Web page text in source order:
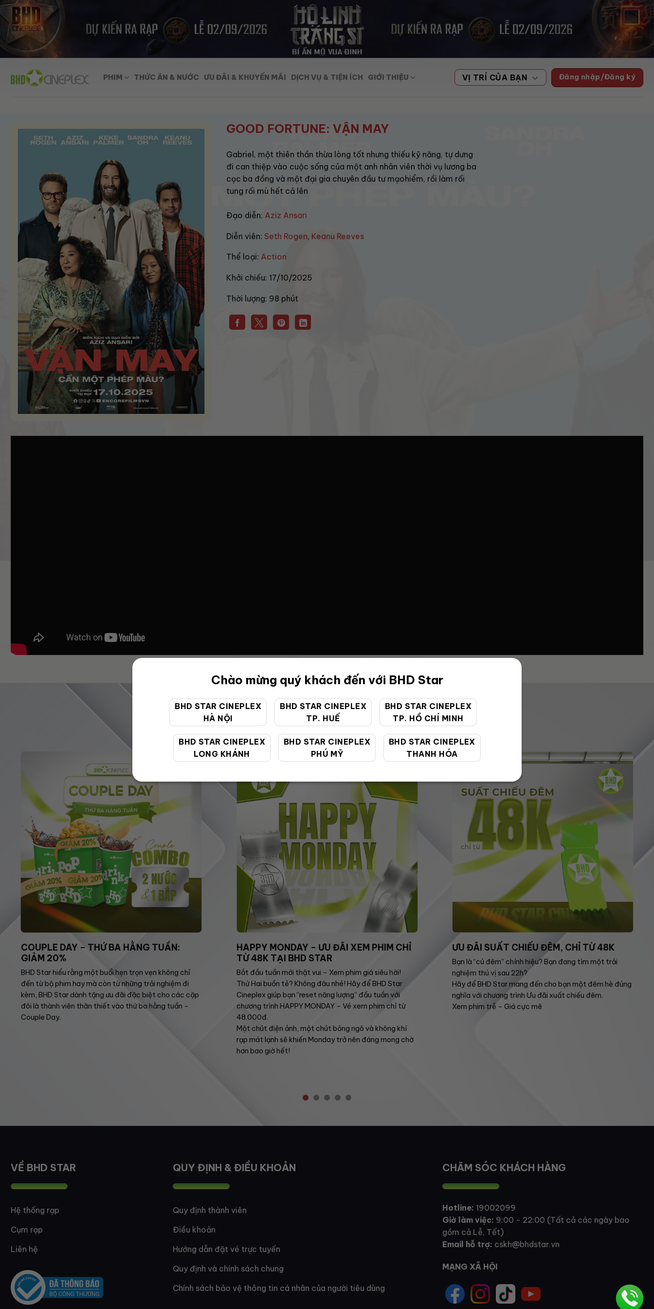
Chào mừng quý khách đến với BHD Star
BHD STAR CINEPLEX
HÀ NỘI
BHD STAR CINEPLEX
TP. HUẾ
BHD STAR CINEPLEX
TP. HỒ CHÍ MINH
BHD STAR CINEPLEX
LONG KHÁNH
BHD STAR CINEPLEX
PHÚ MỸ
BHD STAR CINEPLEX
THANH HÓA
Skip
to
content
PHIM THỨC ĂN & NƯỚC ƯU ĐÃI & KHUYẾN MÃI DỊCH VỤ & TIỆN ÍCH GIỚI THIỆU VỊ TRÍ CỦA BẠN Đăng nhập/Đăng ký
GOOD FORTUNE: VẬN MAY
Gabriel, một thiên thần thừa lòng tốt nhưng thiếu kỹ năng, tự dưng
đi can thiệp vào cuộc sống của một anh nhân viên thời vụ lương ba
cọc ba đồng và một đại gia chuyên đầu tư mạohiểm, rồi làm rối
tung rối mù hết cả lên
Đạo diễn: Aziz Ansari
Diễn viên: Seth Rogen, Keanu Reeves
Thể loại: Action
Khởi chiếu: 17/10/2025
Thời lượng: 98 phút
ƯU ĐÃI ĐẶC BIỆT
COUPLE DAY – THỨ BA HẰNG TUẦN:
GIẢM 20%
BHD Star hiểu rằng một buổi hẹn trọn vẹn không chỉ
đến từ bộ phim hay mà còn từ những trải nghiệm đi
kèm, BHD Star dành tặng ưu đãi đặc biệt cho các cặp
đôi là thành viên thân thiết vào thứ ba hằng tuần –
Couple Day.
HAPPY MONDAY – ƯU ĐÃI XEM PHIM CHỈ
TỪ 48K TẠI BHD STAR
Bắt đầu tuần mới thật vui – Xem phim giá siêu hời!
Thứ Hai buồn tẻ? Không đâu nhé! Hãy để BHD Star
Cineplex giúp bạn “reset năng lượng” đầu tuần với
chương trình HAPPY MONDAY – Vé xem phim chỉ từ
48.000đ.
Một chút điện ảnh, một chút bỏng ngô và không khí
rạp mát lạnh sẽ khiến Monday trở nên đáng mong chờ
hơn bao giờ hết!
ƯU ĐÃI SUẤT CHIẾU ĐÊM, CHỈ TỪ 48K
Bạn là “cú đêm” chính hiệu? Bạn đang tìm một trải
nghiệm thú vị sau 22h?
Hãy để BHD Star mang đến cho bạn một đêm hè đúng
nghĩa với chương trình Ưu đãi xuất chiếu đêm.
Xem phim trễ – Giá cực mê
VỀ BHD STAR
Hệ thống rạp
Cụm rạp
Liên hệ
QUY ĐỊNH & ĐIỀU KHOẢN
Quy định thành viên
Điều khoản
Hướng dẫn đặt vé trực tuyến
Quy định và chính sách chung
Chính sách bảo vệ thông tin cá nhân của người tiêu dùng
CHĂM SÓC KHÁCH HÀNG
Hotline: 19002099
Giờ làm việc: 9:00 - 22:00 (Tất cả các ngày bao
gồm cả Lễ, Tết)
Email hỗ trợ: cskh@bhdstar.vn
MẠNG XÃ HỘI